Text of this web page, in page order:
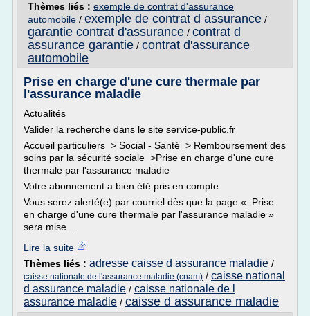
Thèmes liés : exemple de contrat d'assurance
automobile / exemple de contrat d assurance /
garantie contrat d'assurance / contrat d
assurance garantie / contrat d'assurance
automobile
Prise en charge d'une cure thermale par
l'assurance maladie
Actualités
Valider la recherche dans le site service-public.fr
Accueil particuliers > Social - Santé > Remboursement des
soins par la sécurité sociale >Prise en charge d'une cure
thermale par l'assurance maladie
Votre abonnement a bien été pris en compte.
Vous serez alerté(e) par courriel dès que la page « Prise
en charge d'une cure thermale par l'assurance maladie »
sera mise...
Lire la suite
Thèmes liés : adresse caisse d assurance maladie /
caisse nationale de l'assurance maladie (cnam) / caisse national
d assurance maladie / caisse nationale de l
assurance maladie / caisse d assurance maladie